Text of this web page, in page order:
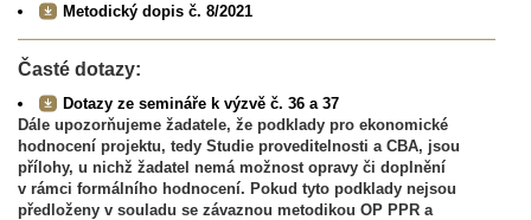
Metodický dopis č. 8/2021
Časté dotazy:
Dotazy ze semináře k výzvě č. 36 a 37
Dále upozorňujeme žadatele, že podklady pro ekonomické
hodnocení projektu, tedy Studie proveditelnosti a CBA, jsou
přílohy, u nichž žadatel nemá možnost opravy či doplnění
v rámci formálního hodnocení. Pokud tyto podklady nejsou
předloženy v souladu se závaznou metodikou OP PPR a